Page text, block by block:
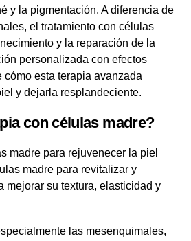
y la pigmentación. A diferencia de
el tratamiento con células
y la reparación de la
personalizada con efectos
cómo esta terapia avanzada
y dejarla resplandeciente.
con células madre?
madre para rejuvenecer la piel
madre para revitalizar y
mejorar su textura, elasticidad y
las mesenquimales,